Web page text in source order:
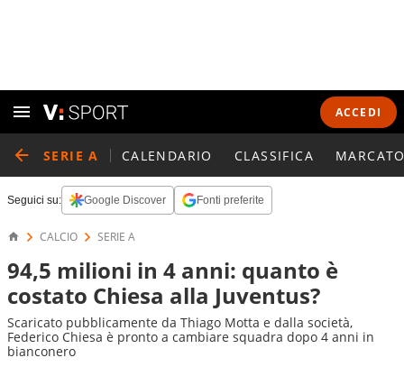
ACCEDI
SERIE A CALENDARIO CLASSIFICA
Seguici su: Google Discover Fonti preferite
CALCIO SERIE A
94,5 milioni in 4 anni: quanto è
costato Chiesa alla Juventus?
Scaricato pubblicamente da Thiago Motta e dalla società,
Federico Chiesa è pronto a cambiare squadra dopo 4 anni in
bianconero